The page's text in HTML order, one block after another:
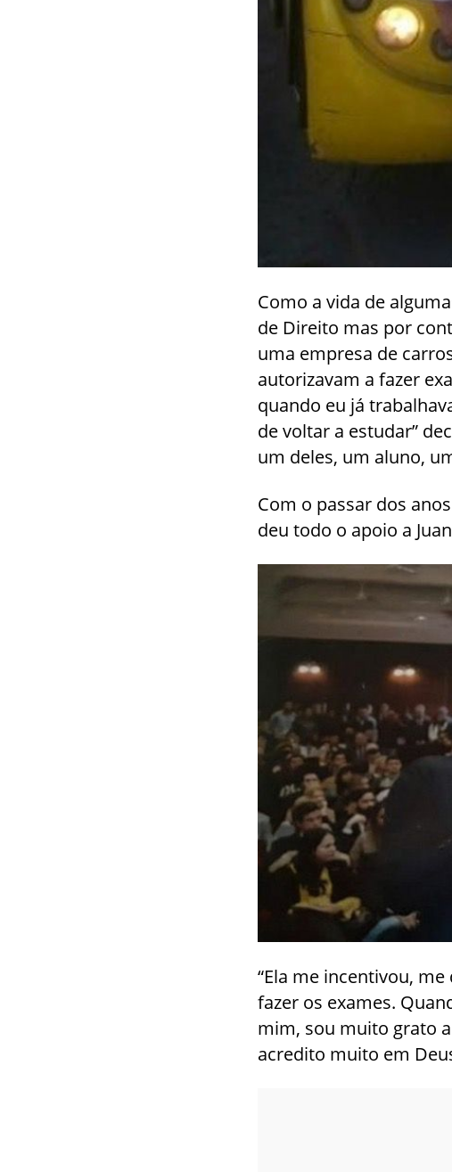
Como a vida de
de Direito mas por
uma empresa de
autorizavam a fazer
quando eu já
de voltar a estudar”
um deles, um aluno,
Com o passar dos
deu todo o apoio a
“Ela me incentivou,
fazer os exames.
mim, sou muito grato
acredito muito em